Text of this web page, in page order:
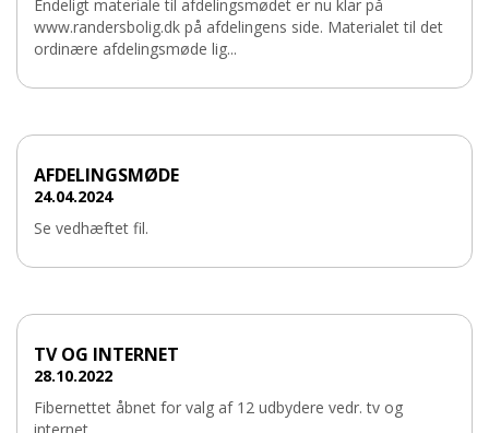
Endeligt materiale til afdelingsmødet er nu klar på
www.randersbolig.dk på afdelingens side. Materialet til det
ordinære afdelingsmøde lig...
AFDELINGSMØDE
24.04.2024
Se vedhæftet fil.
TV OG INTERNET
28.10.2022
Fibernettet åbnet for valg af 12 udbydere vedr. tv og